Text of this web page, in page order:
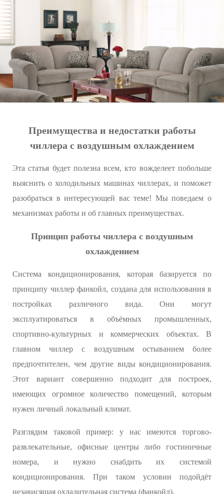
Преимущества и недостатки работы
чиллера с воздушным охлаждением
Эта статья будет полезна всем, кто вожделеет побольше
выяснить о холодильных машинах чиллерах, и поможет
разобраться в интересующей вас теме! Мы поведаем о
механизмах работы и об главных преимуществах.
Принцип работы чиллера с воздушным
охлаждением
Система кондиционирования, которая базируется по
принципу чиллер фанкойл, создана для использования в
постройках различного вида. Они могут
эксплуатироваться в объёмных промышленных,
спортивно-культурных и коммерческих объектах. В
главном чиллер с воздушным остыванием более
предпочтителен, чем другие виды кондиционирования.
Этот вариант совершенно подходит для построек,
имеющих огромное количество помещений, которым
нужен личный локальный климат.
Разглядим таковой пример: у нас имеются торгово-
развлекательные, офисные центры либо гостиничные
номера, и нужно снабдить их системой
кондиционирования. При таком условии подойдёт
независящая охладительная система (фанкойл).